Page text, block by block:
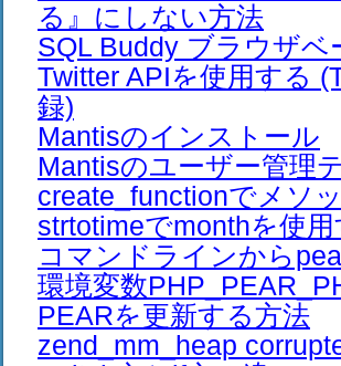
る』にしない方法
SQL Buddy ブラウザ
Twitter APIを使用する
録)
Mantisのインストール
Mantisのユーザー管理
create_functionでメソ
strtotimeでmonthを使
コマンドラインから
環境変数
PEARを更新する方法
zend_mm_heap